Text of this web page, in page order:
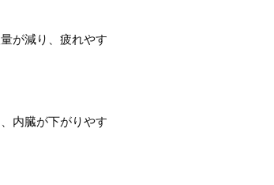
が減り、疲れやす
内臓が下がりやす